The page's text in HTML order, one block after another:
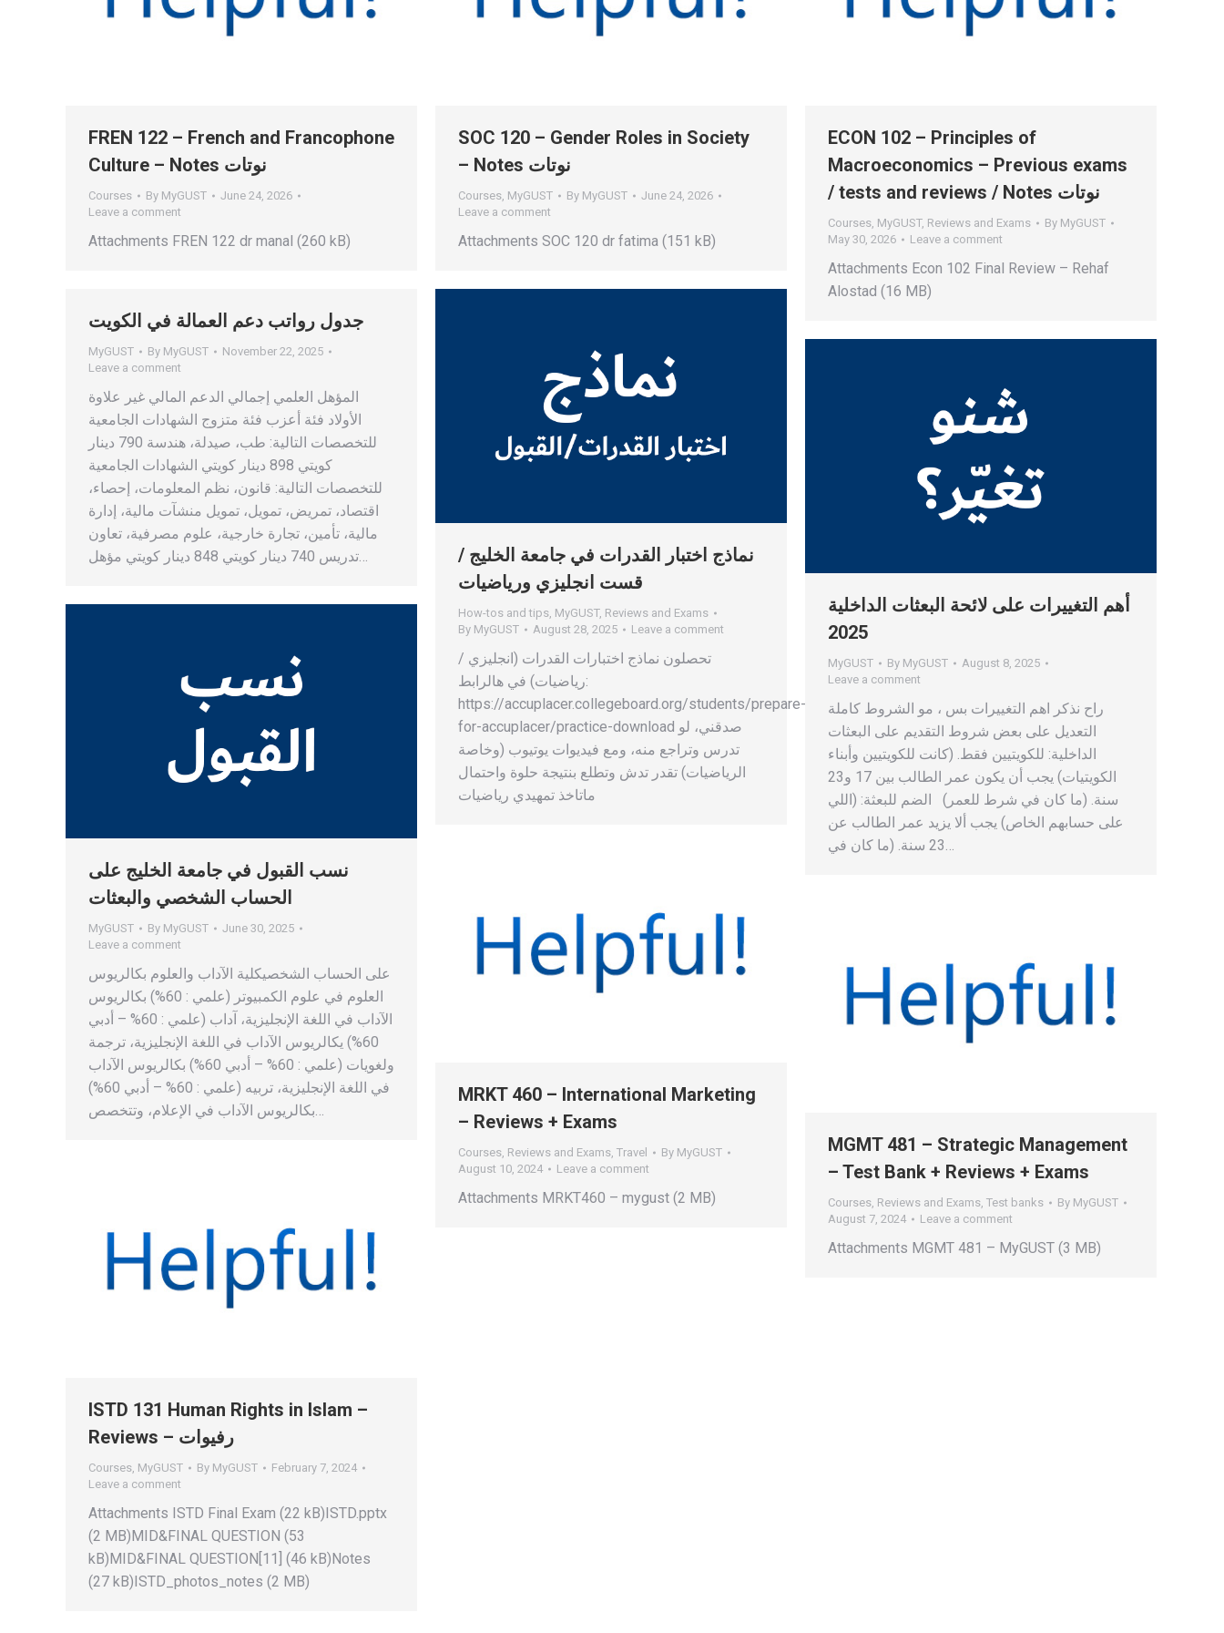
FREN 122 – French and Francophone
Culture – Notes نوتات
Courses By MyGUST
June 24, 2026
Leave a comment
Attachments FREN 122 dr manal (260 kB)
SOC 120 – Gender Roles in Society
– Notes نوتات
Courses, MyGUST By MyGUST
June 24, 2026
Leave a comment
Attachments SOC 120 dr fatima (151 kB)
ECON 102 – Principles of
Macroeconomics – Previous exams
/ tests and reviews / Notes نوتات
Courses, MyGUST, Reviews and Exams By MyGUST
May 30, 2026
Leave a comment
Attachments Econ 102 Final Review – Rehaf
Alostad (16 MB)
جدول رواتب دعم العمالة في الكويت
MyGUST By MyGUST
November 22, 2025
Leave a comment
المؤهل العلمي إجمالي الدعم المالي غير علاوة
الأولاد فئة أعزب فئة متزوج الشهادات الجامعية
للتخصصات التالية: طب، صيدلة، هندسة 790 دينار
كويتي 898 دينار كويتي الشهادات الجامعية
للتخصصات التالية: قانون، نظم المعلومات، إحصاء،
اقتصاد، تمريض، تمويل، تمويل منشآت مالية، إدارة
مالية، تأمين، تجارة خارجية، علوم مصرفية، تعاون
تدريس 740 دينار كويتي 848 دينار كويتي مؤهل…
نماذج اختبار القدرات في جامعة الخليج /
قست انجليزي ورياضيات
How-tos and tips, MyGUST, Reviews and Exams
By MyGUST August 28, 2025 Leave a comment
تحصلون نماذج اختبارات القدرات (انجليزي /
رياضيات) في هالرابط:
https://accuplacer.collegeboard.org/students/prepare-
for-accuplacer/practice-download صدقني، لو
تدرس وتراجع منه، ومع فيديوات يوتيوب (وخاصة
الرياضيات) تقدر تدش وتطلع بنتيجة حلوة واحتمال
ماتاخذ تمهيدي رياضيات
أهم التغييرات على لائحة البعثات الداخلية
2025
MyGUST By MyGUST
August 8, 2025
Leave a comment
راح نذكر اهم التغييرات بس ، مو الشروط كاملة
التعديل على بعض شروط التقديم على البعثات
الداخلية: للكويتيين فقط. (كانت للكويتيين وأبناء
الكويتيات) يجب أن يكون عمر الطالب بين 17 و23
سنة. (ما كان في شرط للعمر) الضم للبعثة: (اللي
على حسابهم الخاص) يجب ألا يزيد عمر الطالب عن
23 سنة. (ما كان في…
نسب القبول في جامعة الخليج على
الحساب الشخصي والبعثات
MyGUST By MyGUST
June 30, 2025
Leave a comment
على الحساب الشخصيكلية الآداب والعلوم بكالريوس
العلوم في علوم الكمبيوتر (علمي : 60%) بكالريوس
الآداب في اللغة الإنجليزية، آداب (علمي : 60% – أدبي
60%) يكالريوس الآداب في اللغة الإنجليزية، ترجمة
ولغويات (علمي : 60% – أدبي 60%) بكالريوس الآداب
في اللغة الإنجليزية، تربيه (علمي : 60% – أدبي 60%)
بكالريوس الآداب في الإعلام، وتتخصص…
MRKT 460 – International Marketing
– Reviews + Exams
Courses, Reviews and Exams, Travel By MyGUST
August 10, 2024
Leave a comment
Attachments MRKT460 – mygust (2 MB)
MGMT 481 – Strategic Management
– Test Bank + Reviews + Exams
Courses, Reviews and Exams, Test banks By MyGUST
August 7, 2024
Leave a comment
Attachments MGMT 481 – MyGUST (3 MB)
ISTD 131 Human Rights in Islam –
Reviews – رفيوات
Courses, MyGUST By MyGUST
February 7, 2024
Leave a comment
Attachments ISTD Final Exam (22 kB)ISTD.pptx
(2 MB)MID&FINAL QUESTION (53
kB)MID&FINAL QUESTION[11] (46 kB)Notes
(27 kB)ISTD_photos_notes (2 MB)